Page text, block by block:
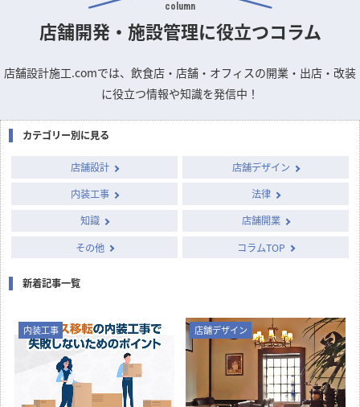
column
店舗開発・施設管理に役立つコラム
店舗設計施工.comでは、飲食店・店舗・オフィスの開業・出店・改装
に役立つ情報や知識を発信中！
カテゴリー別に見る
店舗設計
店舗デザイン
内装工事
法律
知識
店舗開業
その他
コラムTOP
新着記事一覧
内装工事 店舗デザイン